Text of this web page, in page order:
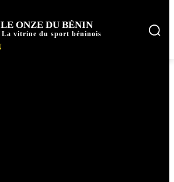
LE ONZE DU BÉNIN
La vitrine du sport béninois